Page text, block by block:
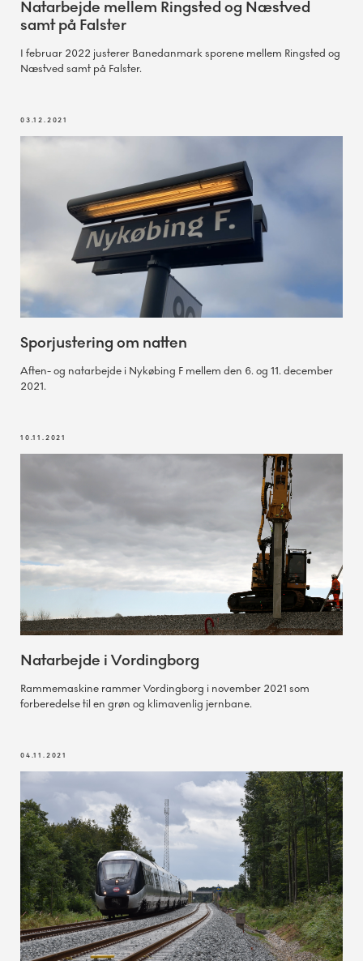
Natarbejde mellem Ringsted og Næstved
samt på Falster
I februar 2022 justerer Banedanmark sporene mellem Ringsted og
Næstved samt på Falster.
03.12.2021
Sporjustering om natten
Aften- og natarbejde i Nykøbing F mellem den 6. og 11. december
2021.
10.11.2021
Natarbejde i Vordingborg
Rammemaskine rammer Vordingborg i november 2021 som
forberedelse til en grøn og klimavenlig jernbane.
04.11.2021